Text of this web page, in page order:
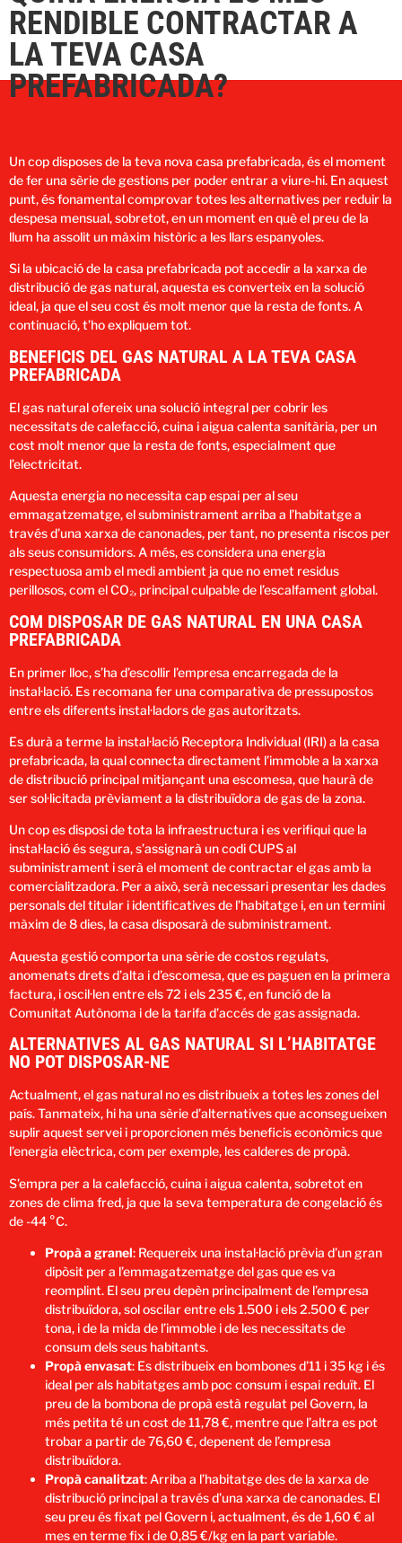
RENDIBLE CONTRACTAR A
LA TEVA CASA
PREFABRICADA?
Un cop disposes de la teva nova casa prefabricada, és el moment
de fer una sèrie de gestions per poder entrar a viure-hi. En aquest
punt, és fonamental comprovar totes les alternatives per reduir la
despesa mensual, sobretot, en un moment en què el preu de la
llum ha assolit un màxim històric a les llars espanyoles.
Si la ubicació de la casa prefabricada pot accedir a la xarxa de
distribució de gas natural, aquesta es converteix en la solució
ideal, ja que el seu cost és molt menor que la resta de fonts. A
continuació, t’ho expliquem tot.
BENEFICIS DEL GAS NATURAL A LA TEVA CASA
PREFABRICADA
El gas natural ofereix una solució integral per cobrir les
necessitats de calefacció, cuina i aigua calenta sanitària, per un
cost molt menor que la resta de fonts, especialment que
l’electricitat.
Aquesta energia no necessita cap espai per al seu
emmagatzematge, el subministrament arriba a l’habitatge a
través d’una xarxa de canonades, per tant, no presenta riscos per
als seus consumidors. A més, es considera una energia
respectuosa amb el medi ambient ja que no emet residus
perillosos, com el CO₂, principal culpable de l’escalfament global.
COM DISPOSAR DE GAS NATURAL EN UNA CASA
PREFABRICADA
En primer lloc, s’ha d’escollir l’empresa encarregada de la
instal·lació. Es recomana fer una comparativa de pressupostos
entre els diferents instal·ladors de gas autoritzats.
Es durà a terme la instal·lació Receptora Individual (IRI) a la casa
prefabricada, la qual connecta directament l’immoble a la xarxa
de distribució principal mitjançant una escomesa, que haurà de
ser sol·licitada prèviament a la distribuïdora de gas de la zona.
Un cop es disposi de tota la infraestructura i es verifiqui que la
instal·lació és segura, s’assignarà un codi CUPS al
subministrament i serà el moment de contractar el gas amb la
comercialitzadora. Per a això, serà necessari presentar les dades
personals del titular i identificatives de l’habitatge i, en un termini
màxim de 8 dies, la casa disposarà de subministrament.
Aquesta gestió comporta una sèrie de costos regulats,
anomenats drets d’alta i d’escomesa, que es paguen en la primera
factura, i oscil·len entre els 72 i els 235 €, en funció de la
Comunitat Autònoma i de la tarifa d’accés de gas assignada.
ALTERNATIVES AL GAS NATURAL SI L’HABITATGE
NO POT DISPOSAR-NE
Actualment, el gas natural no es distribueix a totes les zones del
país. Tanmateix, hi ha una sèrie d’alternatives que aconsegueixen
suplir aquest servei i proporcionen més beneficis econòmics que
l’energia elèctrica, com per exemple, les calderes de propà.
S’empra per a la calefacció, cuina i aigua calenta, sobretot en
zones de clima fred, ja que la seva temperatura de congelació és
de -44 °C.
Propà a granel: Requereix una instal·lació prèvia d’un gran
dipòsit per a l’emmagatzematge del gas que es va
reomplint. El seu preu depèn principalment de l’empresa
distribuïdora, sol oscilar entre els 1.500 i els 2.500 € per
tona, i de la mida de l’immoble i de les necessitats de
consum dels seus habitants.
Propà envasat: Es distribueix en bombones d’11 i 35 kg i és
ideal per als habitatges amb poc consum i espai reduït. El
preu de la bombona de propà està regulat pel Govern, la
més petita té un cost de 11,78 €, mentre que l’altra es pot
trobar a partir de 76,60 €, depenent de l’empresa
distribuïdora.
Propà canalitzat: Arriba a l’habitatge des de la xarxa de
distribució principal a través d’una xarxa de canonades. El
seu preu és fixat pel Govern i, actualment, és de 1,60 € al
mes en terme fix i de 0,85 €/kg en la part variable.